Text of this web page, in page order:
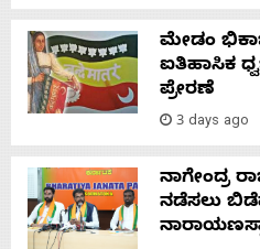
ಮೇಡಂ
ಐತಿಹಾಸಿಕ
ಪ್ರೇರಣೆ
3 days ago
ನಾಗೇಂದ್ರ
ನಡೆಸಲು